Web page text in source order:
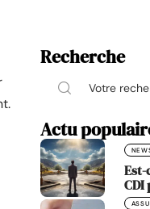
Recherche
Actu
Est-
CDI